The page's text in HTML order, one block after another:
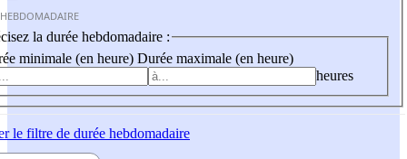
la durée hebdomadaire :
minimale (en heure) Durée maximale (en heure)
heures
le filtre de durée hebdomadaire